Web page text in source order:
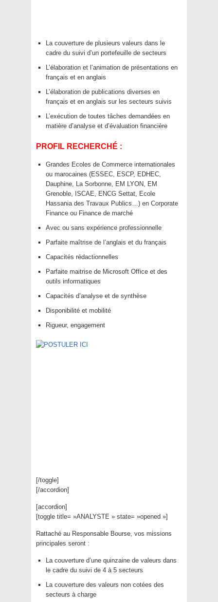
La couverture de plusieurs valeurs dans le
cadre du suivi d’un portefeuille de secteurs
L’élaboration et l’animation de présentations en
français et en anglais
L’élaboration de publications diverses en
français et en anglais sur les secteurs suivis
L’exécution de toutes tâches demandées en
matière d’analyse et d’évaluation financière
PROFIL RECHERCHÉ :
Grandes Ecoles de Commerce internationales
ou marocaines (ESSEC, ESCP, EDHEC,
Dauphine, La Sorbonne, EM LYON, EM
Grenoble, ISCAE, ENCG Settat, Ecole
Hassania des Travaux Publics…) en Corporate
Finance ou Finance de marché
Avec ou sans expérience professionnelle
Parfaite maîtrise de l’anglais et du français
Capacités rédactionnelles
Parfaite maitrise de Microsoft Office et des
outils informatiques
Capacités d’analyse et de synthèse
Disponibilité et mobilité
Rigueur, engagement
[/toggle]
[/accordion]
[accordion]
[toggle title= »ANALYSTE » state= »opened »]
Rattaché au Responsable Bourse, vos missions
principales seront :
La couverture d’une quinzaine de valeurs dans
le cadre du suivi de 4 à 5 secteurs
La couverture des valeurs non cotées des
secteurs à charge